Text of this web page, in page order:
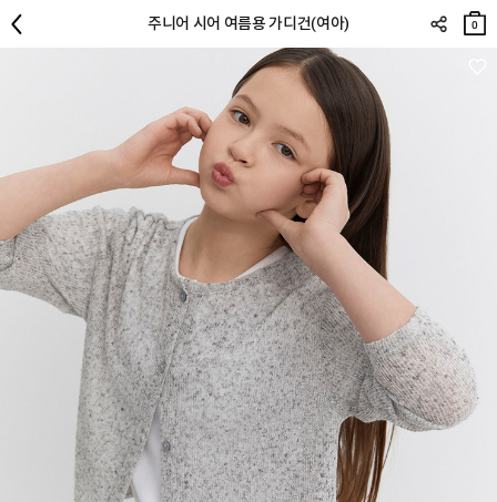
주니어 시어 여름용 가디건(여아)
장바
구니
0